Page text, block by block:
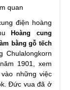
quan
điện hoàng
Hoàng cung
làm bằng gỗ tếch
Chulalongkorn
1901, xem
những việc
Đức vua đã ở